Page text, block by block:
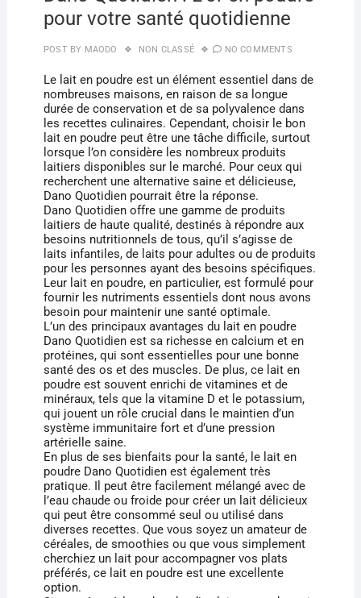
pour votre santé quotidienne
POST BY MAODO NON CLASSÉ NO COMMENTS
Le lait en poudre est un élément essentiel dans de
nombreuses maisons, en raison de sa longue
durée de conservation et de sa polyvalence dans
les recettes culinaires. Cependant, choisir le bon
lait en poudre peut être une tâche difficile, surtout
lorsque l’on considère les nombreux produits
laitiers disponibles sur le marché. Pour ceux qui
recherchent une alternative saine et délicieuse,
Dano Quotidien pourrait être la réponse.
Dano Quotidien offre une gamme de produits
laitiers de haute qualité, destinés à répondre aux
besoins nutritionnels de tous, qu’il s’agisse de
laits infantiles, de laits pour adultes ou de produits
pour les personnes ayant des besoins spécifiques.
Leur lait en poudre, en particulier, est formulé pour
fournir les nutriments essentiels dont nous avons
besoin pour maintenir une santé optimale.
L’un des principaux avantages du lait en poudre
Dano Quotidien est sa richesse en calcium et en
protéines, qui sont essentielles pour une bonne
santé des os et des muscles. De plus, ce lait en
poudre est souvent enrichi de vitamines et de
minéraux, tels que la vitamine D et le potassium,
qui jouent un rôle crucial dans le maintien d’un
système immunitaire fort et d’une pression
artérielle saine.
En plus de ses bienfaits pour la santé, le lait en
poudre Dano Quotidien est également très
pratique. Il peut être facilement mélangé avec de
l’eau chaude ou froide pour créer un lait délicieux
qui peut être consommé seul ou utilisé dans
diverses recettes. Que vous soyez un amateur de
céréales, de smoothies ou que vous simplement
cherchiez un lait pour accompagner vos plats
préférés, ce lait en poudre est une excellente
option.